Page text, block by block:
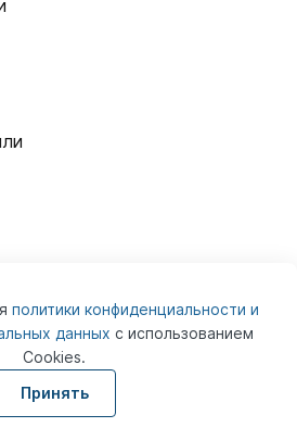
политики конфиденциальности и
данных с использованием
Cookies.
Принятьдля юридических лиц и не
для публичного